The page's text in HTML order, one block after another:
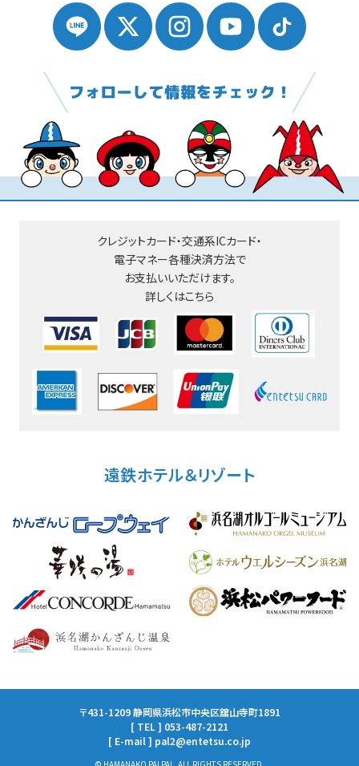
クレジットカード・交通系ICカード・
電子マネー各種決済方法で
お支払いいただけます。
詳しくはこちら
遠鉄ホテル＆リゾート
〒431-1209 静岡県浜松市中央区舘山寺町1891
[ TEL ] 053-487-2121
[ E-mail ] pal2@entetsu.co.jp